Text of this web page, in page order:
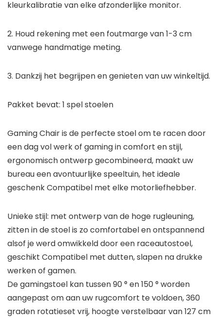
kleurkalibratie van elke afzonderlijke monitor.
2. Houd rekening met een foutmarge van 1-3 cm
vanwege handmatige meting.
3. Dankzij het begrijpen en genieten van uw winkeltijd.
Pakket bevat: 1 spel stoelen
Gaming Chair is de perfecte stoel om te racen door
een dag vol werk of gaming in comfort en stijl,
ergonomisch ontwerp gecombineerd, maakt uw
bureau een avontuurlijke speeltuin, het ideale
geschenk Compatibel met elke motorliefhebber.
Unieke stijl: met ontwerp van de hoge rugleuning,
zitten in de stoel is zo comfortabel en ontspannend
alsof je werd omwikkeld door een raceautostoel,
geschikt Compatibel met dutten, slapen na drukke
werken of gamen.
De gamingstoel kan tussen 90 ° en 150 ° worden
aangepast om aan uw rugcomfort te voldoen, 360
graden rotatieset vrij, hoogte verstelbaar van 127 cm